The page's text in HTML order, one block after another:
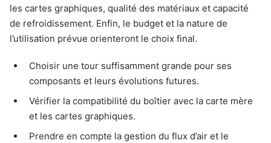
les cartes graphiques, qualité des matériaux et capacité
de refroidissement. Enfin, le budget et la nature de
l’utilisation prévue orienteront le choix final.
Choisir une tour suffisamment grande pour ses
composants et leurs évolutions futures.
Vérifier la compatibilité du boîtier avec la carte mère
et les cartes graphiques.
Prendre en compte la gestion du flux d’air et le